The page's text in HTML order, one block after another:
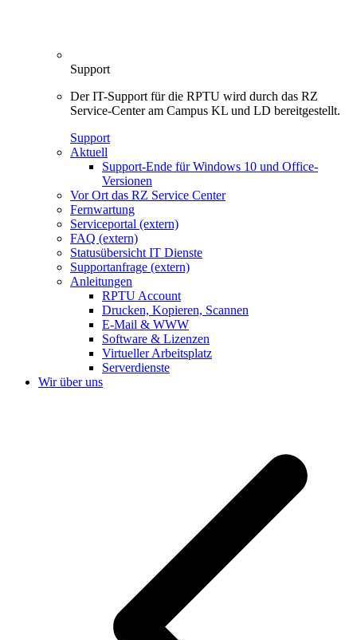
Support
Der IT-Support für die RPTU wird durch das RZ
Service-Center am Campus KL und LD bereitgestellt.
Support
Aktuell
Support-Ende für Windows 10 und Office-
Versionen
Vor Ort das RZ Service Center
Fernwartung
Serviceportal (extern)
FAQ (extern)
Statusübersicht IT Dienste
Supportanfrage (extern)
Anleitungen
RPTU Account
Drucken, Kopieren, Scannen
E-Mail & WWW
Software & Lizenzen
Virtueller Arbeitsplatz
Serverdienste
Wir über uns